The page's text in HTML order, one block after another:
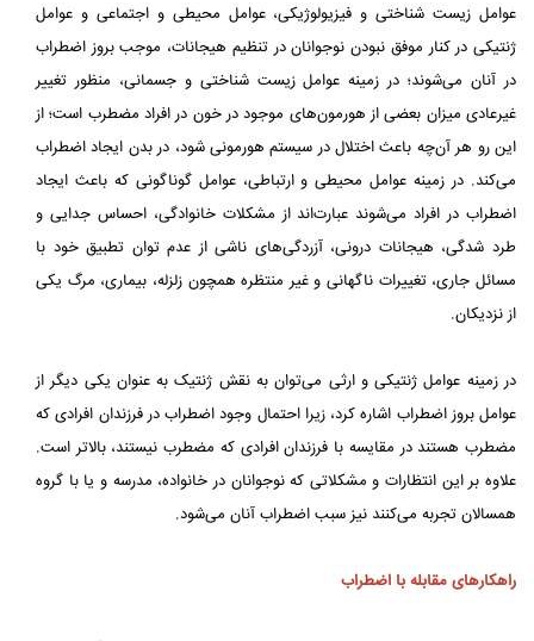
عوامل زیست شناختی و فیزیولوژیکی، عوامل محیطی و اجتماعی و عوامل
ژنتیکی در کنار موفق نبودن نوجوانان در تنظیم هیجانات، موجب بروز اضطراب
در آنان می‌شوند؛ در زمینه عوامل زیست شناختی و جسمانی، منظور تغییر
غیرعادی میزان بعضی از هورمون‌های موجود در خون در افراد مضطرب است؛ از
این رو هر آن‌چه باعث اختلال در سیستم هورمونی شود، در بدن ایجاد اضطراب
می‌کند. در زمینه عوامل محیطی و ارتباطی، عوامل گوناگونی که باعث ایجاد
اضطراب در افراد می‌شوند عبارت‌اند از مشکلات خانوادگی، احساس جدایی و
طرد شدگی، هیجانات درونی، آزردگی‌های ناشی از عدم توان تطبیق خود با
مسائل جاری، تغییرات ناگهانی و غیر منتظره همچون زلزله، بیماری، مرگ یکی
از نزدیکان.
در زمینه عوامل ژنتیکی و ارثی می‌توان به نقش ژنتیک به عنوان یکی دیگر از
عوامل بروز اضطراب اشاره کرد، زیرا احتمال وجود اضطراب در فرزندان افرادی که
مضطرب هستند در مقایسه با فرزندان افرادی که مضطرب نیستند، بالاتر است.
علاوه بر این انتظارات و مشکلاتی که نوجوانان در خانواده، مدرسه و یا با گروه
همسالان تجربه می‌کنند نیز سبب اضطراب آنان می‌شود.
راهکارهای مقابله با اضطراب